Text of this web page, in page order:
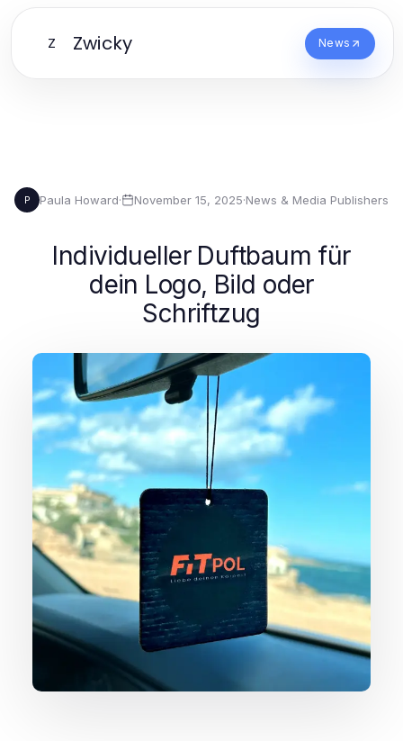
Z Zwicky News
P Paula Howard· November 15, 2025·News & Media Publishers
Individueller Duftbaum für
dein Logo, Bild oder
Schriftzug